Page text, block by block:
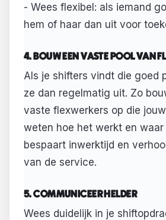
- Wees flexibel: als iemand
hem of haar dan uit voor
4. BOUW EEN VASTE POOL VAN
Als je shifters vindt die goed
ze dan regelmatig uit. Zo
vaste flexwerkers op die
weten hoe het werkt en
bespaart inwerktijd en
van de service.
5. COMMUNICEER HELDER
Wees duidelijk in je